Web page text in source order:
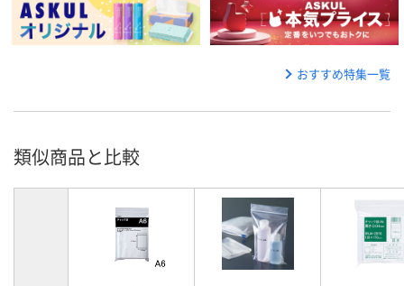
おすすめ特集一覧
類似商品と比較